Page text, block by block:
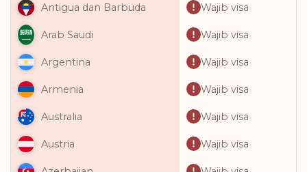
Antigua dan Barbuda Wajib visa
Arab Saudi Wajib visa
Argentina Wajib visa
Armenia Wajib visa
Australia Wajib visa
Austria Wajib visa